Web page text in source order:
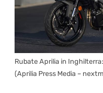
Rubate Aprilia in
(Aprilia Press Media –